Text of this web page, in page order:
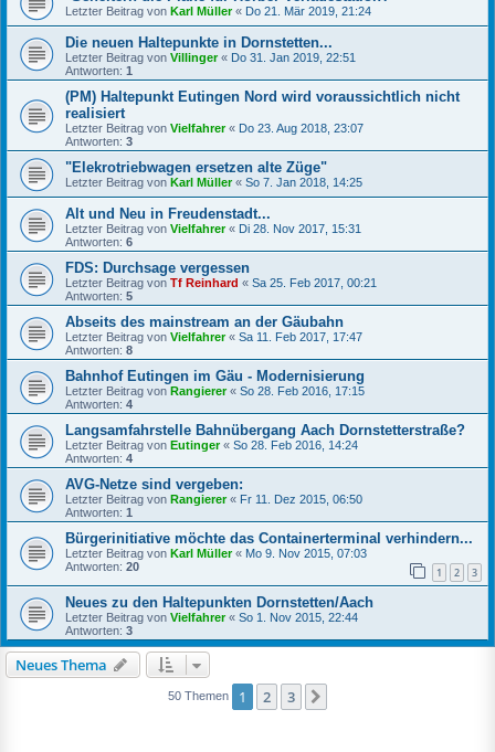
Letzter Beitrag von Karl Müller« Do 21. Mär 2019, 21:24
Die neuen Haltepunkte in Dornstetten...
Letzter Beitrag von Villinger« Do 31. Jan 2019, 22:51
Antworten: 1
(PM) Haltepunkt Eutingen Nord wird voraussichtlich nicht
realisiert
Letzter Beitrag von Vielfahrer« Do 23. Aug 2018, 23:07
Antworten: 3
"Elekrotriebwagen ersetzen alte Züge"
Letzter Beitrag von Karl Müller« So 7. Jan 2018, 14:25
Alt und Neu in Freudenstadt...
Letzter Beitrag von Vielfahrer« Di 28. Nov 2017, 15:31
Antworten: 6
FDS: Durchsage vergessen
Letzter Beitrag von Tf Reinhard « Sa 25. Feb 2017, 00:21
Antworten: 5
Abseits des mainstream an der Gäubahn
Letzter Beitrag von Vielfahrer« Sa 11. Feb 2017, 17:47
Antworten: 8
Bahnhof Eutingen im Gäu - Modernisierung
Letzter Beitrag von Rangierer« So 28. Feb 2016, 17:15
Antworten: 4
Langsamfahrstelle Bahnübergang Aach Dornstetterstraße?
Letzter Beitrag von Eutinger« So 28. Feb 2016, 14:24
Antworten: 4
AVG-Netze sind vergeben:
Letzter Beitrag von Rangierer« Fr 11. Dez 2015, 06:50
Antworten: 1
Bürgerinitiative möchte das Containerterminal verhindern...
Letzter Beitrag von Karl Müller« Mo 9. Nov 2015, 07:03
Antworten: 20 1 2 3
Neues zu den Haltepunkten Dornstetten/Aach
Letzter Beitrag von Vielfahrer« So 1. Nov 2015, 22:44
Antworten: 3
Neues Thema
50 Themen 1 2 3